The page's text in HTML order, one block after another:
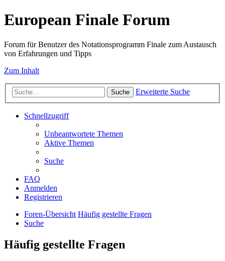
European Finale Forum
Forum für Benutzer des Notationsprogramm Finale zum Austausch
von Erfahrungen und Tipps
Zum Inhalt
Suche Erweiterte Suche
Schnellzugriff
Unbeantwortete Themen
Aktive Themen
Suche
FAQ
Anmelden
Registrieren
Foren-Übersicht Häufig gestellte Fragen
Suche
Häufig gestellte Fragen